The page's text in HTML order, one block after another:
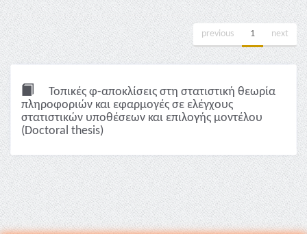
previous 1 next
Τοπικές φ-αποκλίσεις στη στατιστική θεωρία
πληροφοριών και εφαρμογές σε ελέγχους
στατιστικών υποθέσεων και επιλογής μοντέλου
(Doctoral thesis)